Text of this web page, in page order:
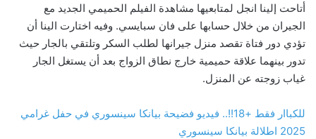
أتاحت إلينا انجل لمتابعيها مشاهدة الفيلم الحميمي الجديد مع
الجيران من خلال حسابها على فان سبايسي. وفيه اختارت الينا أن
تؤدي دور فتاة تقصد منزل جيرانها لطلب السكر وتلتقي بالجار حيث
تدور بينهما علاقة حميمية خارج نطاق الزواج بعد أن يستغل الجار
غياب زوجته عن المنزل.
للكباار فقط +18!!.. فيديو فضيحة بيانكا سينسوري في حفل غرامي
2025 اطلالة بيانكا سينسوري